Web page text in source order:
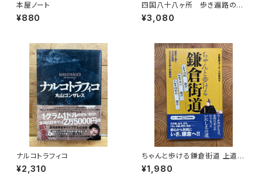
本屋ノート
¥880
四国八十八ヶ所 歩き遍路のた
めの完全ガイド
¥3,080
ナルコトラフィコ
¥2,310
ちゃんと歩ける鎌倉街道 上道・
中道・下道
¥1,980